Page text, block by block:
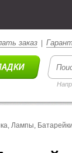
заказ
Лампы,